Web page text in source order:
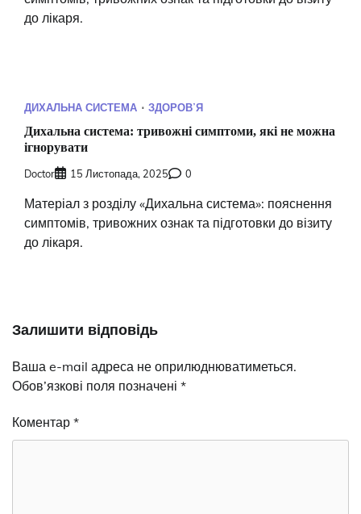
до лікаря.
ДИХАЛЬНА СИСТЕМА ЗДОРОВʼЯ
Дихальна система: тривожні симптоми, які не можна
ігнорувати
Doctor 15 Листопада, 2025 0
Матеріал з розділу «Дихальна система»: пояснення
симптомів, тривожних ознак та підготовки до візиту
до лікаря.
Залишити відповідь
Ваша e-mail адреса не оприлюднюватиметься.
Обов’язкові поля позначені *
Коментар *